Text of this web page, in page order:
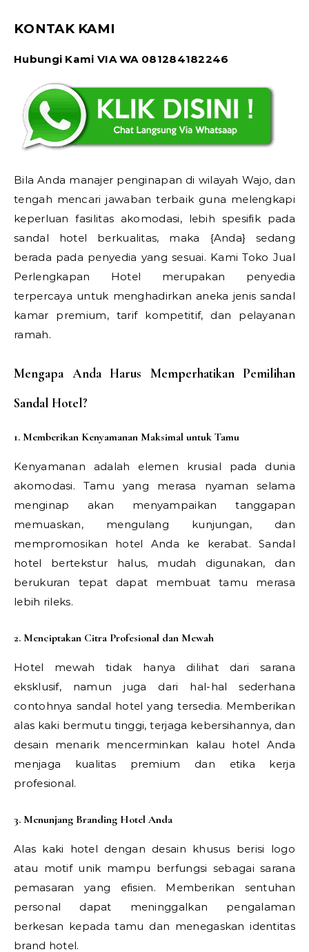
KONTAK KAMI
Hubungi Kami VIA WA 081284182246
Bila Anda manajer penginapan di wilayah Wajo, dan
tengah mencari jawaban terbaik guna melengkapi
keperluan fasilitas akomodasi, lebih spesifik pada
sandal hotel berkualitas, maka {Anda} sedang
berada pada penyedia yang sesuai. Kami Toko Jual
Perlengkapan Hotel merupakan penyedia
terpercaya untuk menghadirkan aneka jenis sandal
kamar premium, tarif kompetitif, dan pelayanan
ramah.
Mengapa Anda Harus Memperhatikan Pemilihan
Sandal Hotel?
1. Memberikan Kenyamanan Maksimal untuk Tamu
Kenyamanan adalah elemen krusial pada dunia
akomodasi. Tamu yang merasa nyaman selama
menginap akan menyampaikan tanggapan
memuaskan, mengulang kunjungan, dan
mempromosikan hotel Anda ke kerabat. Sandal
hotel bertekstur halus, mudah digunakan, dan
berukuran tepat dapat membuat tamu merasa
lebih rileks.
2. Menciptakan Citra Profesional dan Mewah
Hotel mewah tidak hanya dilihat dari sarana
eksklusif, namun juga dari hal-hal sederhana
contohnya sandal hotel yang tersedia. Memberikan
alas kaki bermutu tinggi, terjaga kebersihannya, dan
desain menarik mencerminkan kalau hotel Anda
menjaga kualitas premium dan etika kerja
profesional.
3. Menunjang Branding Hotel Anda
Alas kaki hotel dengan desain khusus berisi logo
atau motif unik mampu berfungsi sebagai sarana
pemasaran yang efisien. Memberikan sentuhan
personal dapat meninggalkan pengalaman
berkesan kepada tamu dan menegaskan identitas
brand hotel.